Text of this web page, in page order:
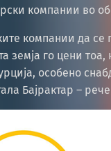
компании во
компании да се
земја го цени тоа,
особено
Бајрактар –